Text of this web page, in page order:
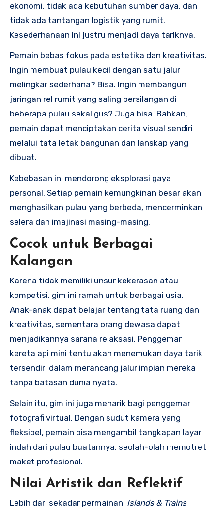
ekonomi, tidak ada kebutuhan sumber daya, dan
tidak ada tantangan logistik yang rumit.
Kesederhanaan ini justru menjadi daya tariknya.
Pemain bebas fokus pada estetika dan kreativitas.
Ingin membuat pulau kecil dengan satu jalur
melingkar sederhana? Bisa. Ingin membangun
jaringan rel rumit yang saling bersilangan di
beberapa pulau sekaligus? Juga bisa. Bahkan,
pemain dapat menciptakan cerita visual sendiri
melalui tata letak bangunan dan lanskap yang
dibuat.
Kebebasan ini mendorong eksplorasi gaya
personal. Setiap pemain kemungkinan besar akan
menghasilkan pulau yang berbeda, mencerminkan
selera dan imajinasi masing-masing.
Cocok untuk Berbagai
Kalangan
Karena tidak memiliki unsur kekerasan atau
kompetisi, gim ini ramah untuk berbagai usia.
Anak-anak dapat belajar tentang tata ruang dan
kreativitas, sementara orang dewasa dapat
menjadikannya sarana relaksasi. Penggemar
kereta api mini tentu akan menemukan daya tarik
tersendiri dalam merancang jalur impian mereka
tanpa batasan dunia nyata.
Selain itu, gim ini juga menarik bagi penggemar
fotografi virtual. Dengan sudut kamera yang
fleksibel, pemain bisa mengambil tangkapan layar
indah dari pulau buatannya, seolah-olah memotret
maket profesional.
Nilai Artistik dan Reflektif
Lebih dari sekadar permainan, Islands & Trains